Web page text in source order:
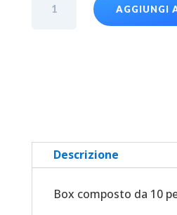
AGGIUNGI
Descrizione
Box composto da 10